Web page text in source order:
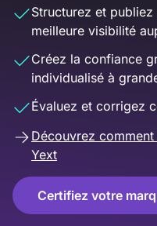
Structurez et
meilleure visibilité
Créez la confiance
individualisé à
Évaluez et corrigez
Découvrez
Yext
Certifiez votre